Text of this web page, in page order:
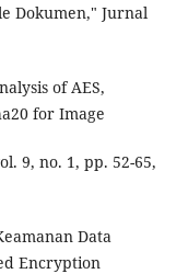
Dokumen," Jurnal
of AES,
for Image
9, no. 1, pp. 52-65,
Data
Encryption